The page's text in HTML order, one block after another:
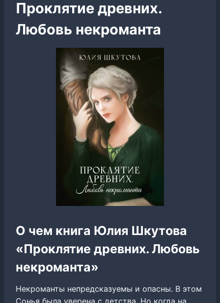
Проклятие древних.
Любовь некроманта
О чем книга Юлия Шкутова
«Проклятие древних. Любовь
некроманта»
Некроманты непредсказуемы и опасны. В этом
Сонья была уверена с детства. Но когда на